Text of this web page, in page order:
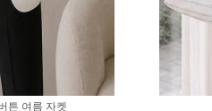
튼 여름 자켓